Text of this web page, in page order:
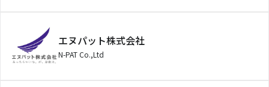
エヌパット株式会社
N-PAT Co.,Ltd